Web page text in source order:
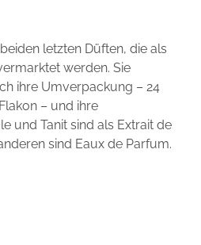
letzten Düften, die als
werden. Sie
ihre Umverpackung – 24
– und ihre
und Tanit sind als Extrait de
sind Eaux de Parfum.